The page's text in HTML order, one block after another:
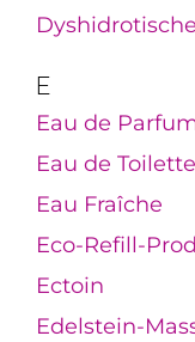
E
Eau de
Eau de Toilette
Eau Fraîche
Eco-Refill-
Ectoin
Edelstein-